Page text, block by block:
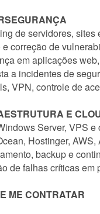
de servidores, sites
e correção de
em aplicações
a incidentes de
VPN, controle de
E
Server, VPS e
Hostinger,
backup e
de falhas críticas em
ME CONTRATAR